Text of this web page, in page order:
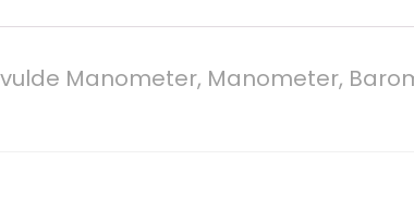
Manometer, Manometer,